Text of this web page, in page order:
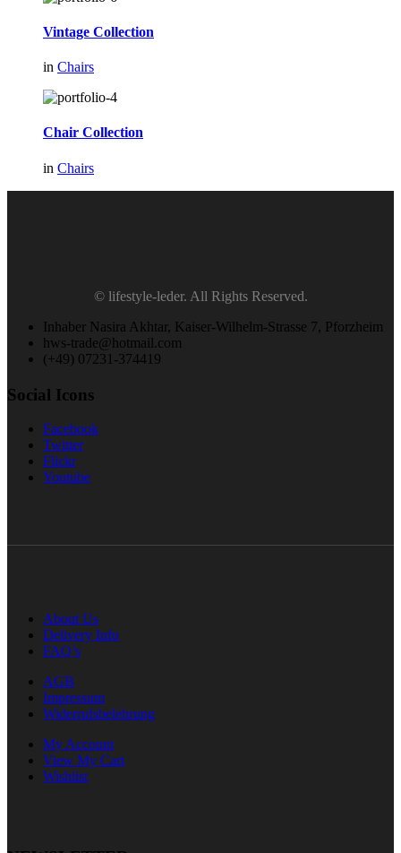
Vintage Collection
in Chairs
Chair Collection
in Chairs
© lifestyle-leder. All Rights Reserved.
Inhaber Nasira Akhtar, Kaiser-Wilhelm-Strasse 7, Pforzheim
hws-trade@hotmail.com
(+49) 07231-374419
Social Icons
Facebook
Twitter
Flickr
Youtube
About Us
Delivery Info
FAQ’s
AGB
Impressum
Widerrufsbelehrung
My Account
View My Cart
Wishlist